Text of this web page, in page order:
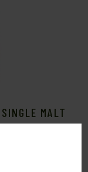
MALT